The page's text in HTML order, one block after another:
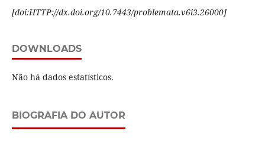
[doi:HTTP://dx.doi.org/10.7443/problemata.v6i3.26000]
DOWNLOADS
Não há dados estatísticos.
BIOGRAFIA DO AUTOR